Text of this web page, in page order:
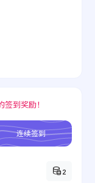
到奖励！
连续签到
2